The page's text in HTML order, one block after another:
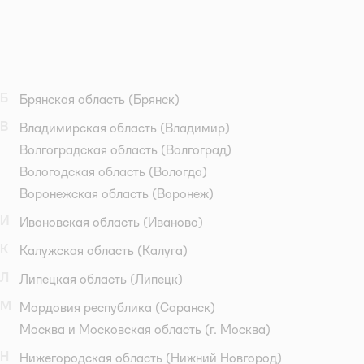
Брянская область (Брянск)
Владимирская область (Владимир)
Волгоградская область (Волгоград)
Вологодская область (Вологда)
Воронежская область (Воронеж)
Ивановская область (Иваново)
Калужская область (Калуга)
Липецкая область (Липецк)
Мордовия республика (Саранск)
Москва и Московская область (г. Москва)
Нижегородская область (Нижний Новгород)